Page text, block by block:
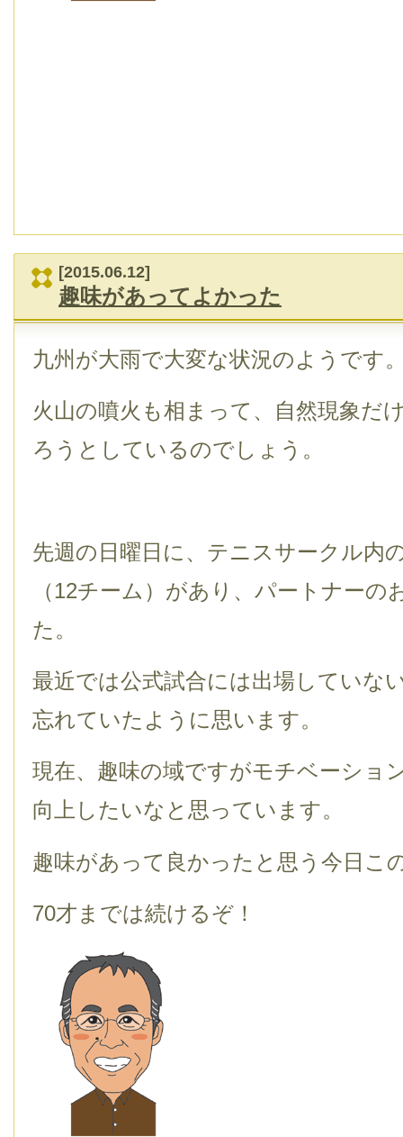
[2015.06.12]
趣味があってよかった
九州が大雨で大変な状況のようです
火山の噴火も相まって、自然現象だ
ろうとしているのでしょう。
先週の日曜日に、テニスサークル内
（12チーム）があり、パートナーの
た。
最近では公式試合には出場していな
忘れていたように思います。
現在、趣味の域ですがモチベーショ
向上したいなと思っています。
趣味があって良かったと思う今日こ
70才までは続けるぞ！